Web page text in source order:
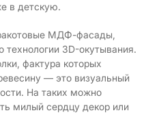
в детскую.
МДФ-фасады,
3D-окутывания.
фактура которых
— это визуальный
На таких можно
милый сердцу декор или